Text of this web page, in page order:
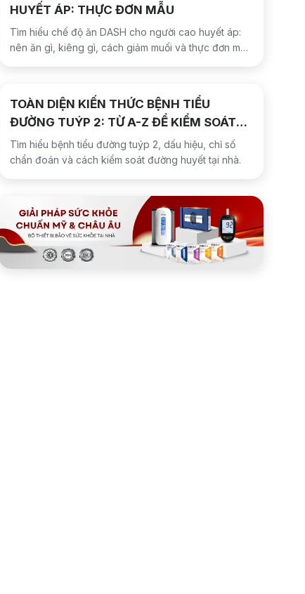
HUYẾT ÁP: THỰC ĐƠN MẪU
Tìm hiểu chế độ ăn DASH cho người cao huyết áp:
nên ăn gì, kiêng gì, cách giảm muối và thực đơn mẫu
TOÀN DIỆN KIẾN THỨC BỆNH TIỂU
ĐƯỜNG TUÝP 2: TỪ A-Z ĐỂ KIỂM SOÁT
VÀ HƯỚNG TỚI THUYÊN GIẢM
Tìm hiểu bệnh tiểu đường tuýp 2, dấu hiệu, chỉ số
chẩn đoán và cách kiểm soát đường huyết tại nhà.